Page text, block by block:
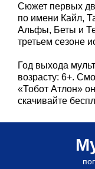
Сюжет первых
по имени Кайл,
Альфы, Беты и
третьем сезоне
Год выхода
возрасту: 6+.
«Тобот Атлон»
скачивайте